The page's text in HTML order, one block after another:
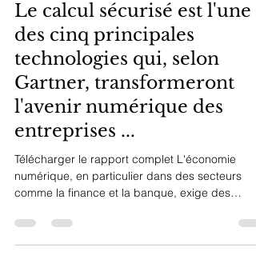
24 janv. 2024 2 min de lecture
Le calcul sécurisé est l'une
des cinq principales
technologies qui, selon
Gartner, transformeront
l'avenir numérique des
entreprises ...
Télécharger le rapport complet L'économie
comme la finance et la banque, exige des
mesures...